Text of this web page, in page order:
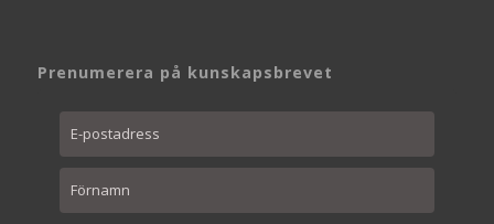
Prenumerera på kunskapsbrevet